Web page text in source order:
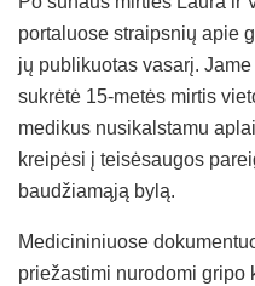
portaluose straipsnių apie
jų publikuotas vasarį.
sukrėtė 15-metės mirtis
medikus nusikalstamu
kreipėsi į teisėsaugos
baudžiamąją bylą.
Medicininiuose
priežastimi nurodomi gripo